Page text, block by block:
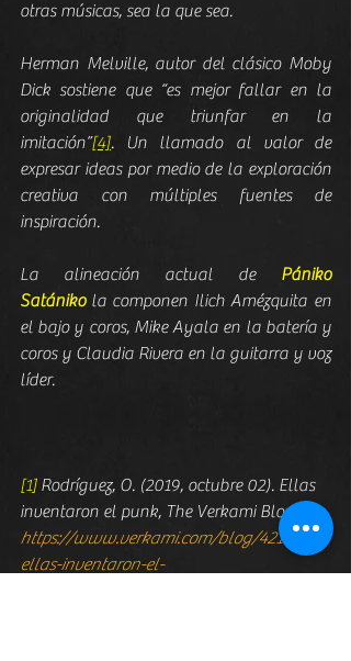
otras músicas, sea la que sea.
Herman Melville, autor del clásico Moby
Dick sostiene que “es mejor fallar en la
originalidad que triunfar en la
imitación”[4]. Un llamado al valor de
expresar ideas por medio de la exploración
creativa con múltiples fuentes de
inspiración.
La alineación actual de Pániko
Satániko la componen Ilich Amézquita en
el bajo y coros, Mike Ayala en la batería y
coros y Claudia Rivera en la guitarra y voz
líder.
[1] Rodríguez, O. (2019, octubre 02). Ellas
inventaron el punk, The Verkami Blog
https://www.verkami.com/blog/42106-
ellas-inventaron-el-